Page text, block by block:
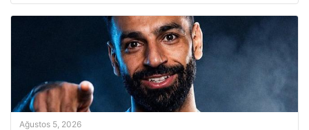
Ağustos 5, 2026